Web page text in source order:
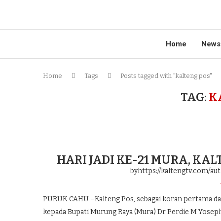
Home News
Home Tags Posts tagged with "kalteng pos"
TAG:
HARI JADI KE-21 MURA,
byhttps://kaltengtv.com/
PURUK CAHU –Kalteng Pos, sebagai koran pertama
kepada Bupati Murung Raya (Mura) Dr Perdie M